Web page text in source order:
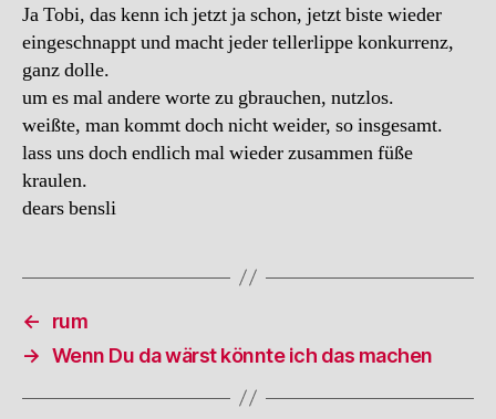
Ja Tobi, das kenn ich jetzt ja schon, jetzt biste wieder
eingeschnappt und macht jeder tellerlippe konkurrenz,
ganz dolle.
um es mal andere worte zu gbrauchen, nutzlos.
weißte, man kommt doch nicht weider, so insgesamt.
lass uns doch endlich mal wieder zusammen füße
kraulen.
dears bensli
←
rum
→ Wenn Du da wärst könnte ich das machen